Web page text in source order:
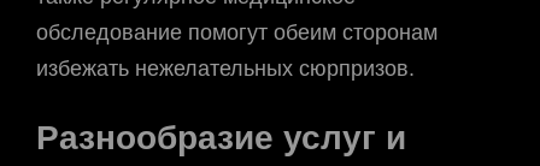
обследование помогут обеим сторонам
избежать нежелательных сюрпризов.
Разнообразие услуг и